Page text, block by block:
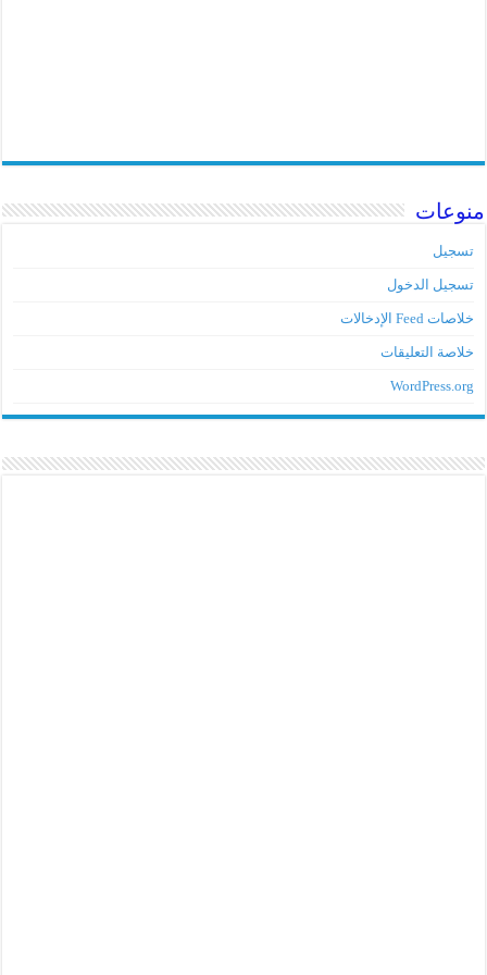
منوعات
تسجيل
تسجيل الدخول
خلاصات Feed الإدخالات
خلاصة التعليقات
WordPress.org